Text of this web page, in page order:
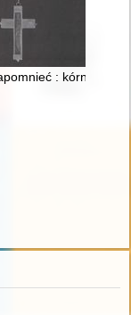
do męczeństwa
: kórniccy
Michaela Popiela de